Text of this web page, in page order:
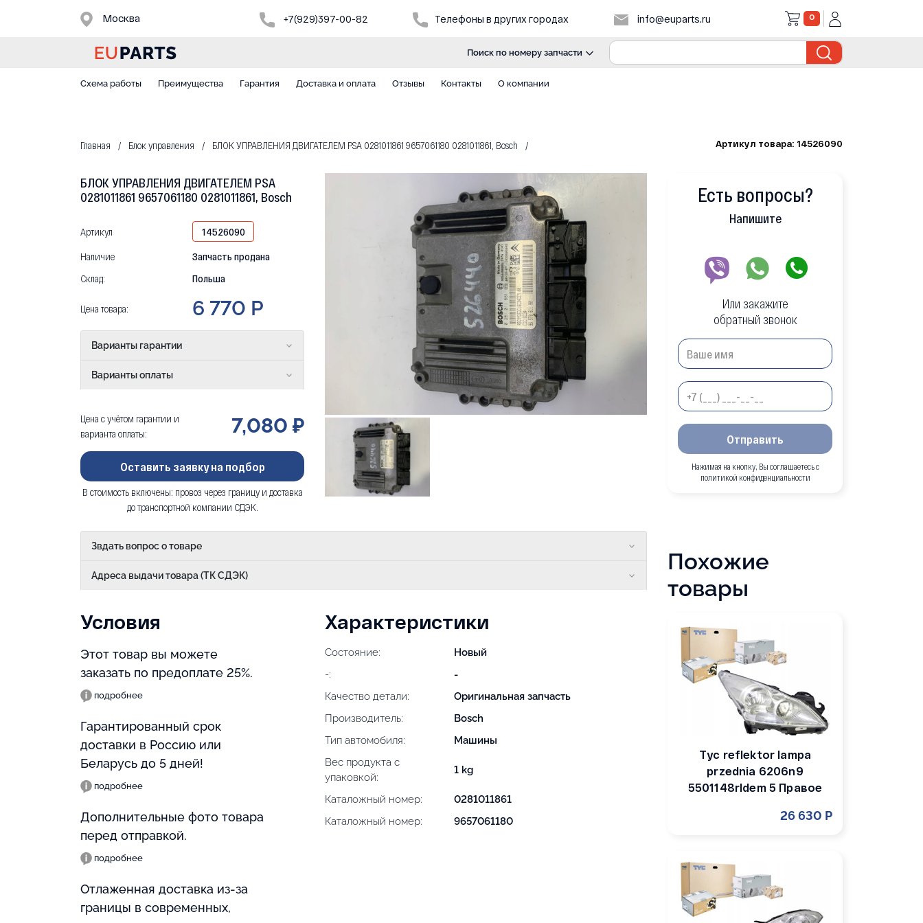
Москва +7(929)397-00-82 Телефоны в других городах info@euparts.ru 0
Поиск по номеру запчасти
Схема работы Преимущества Гарантия Доставка и оплата Отзывы Контакты О компании
Главная Блок управления БЛОК УПРАВЛЕНИЯ ДВИГАТЕЛЕМ PSA 0281011861 9657061180 0281011861, Bosch Артикул товара: 14526090
БЛОК УПРАВЛЕНИЯ ДВИГАТЕЛЕМ PSA
0281011861 9657061180 0281011861, Bosch
Артикул
14526090
Наличие
Запчасть продана
Склад:
Польша
Цена товара: 6 770 Р
Варианты гарантии
Варианты оплаты
Цена с учётом гарантии и
варианта оплаты:
7,080 ₽
Оставить заявку на подбор
В стоимость включены: провоз через границу и доставка
до транспортной компании СДЭК.
Звдать вопрос о товаре
Адреса выдачи товара (ТК СДЭК)
Условия
Этот товар вы можете
заказать по предоплате 25%.
подробнее
Гарантированный срок
доставки в Россию или
Беларусь до 5 дней!
подробнее
Дополнительные фото товара
перед отправкой.
подробнее
Отлаженная доставка из-за
границы в современных,
Характеристики
Состояние:
Новый
-:
-
Качество детали:
Оригинальная запчасть
Производитель:
Bosch
Тип автомобиля:
Машины
Вес продукта с
упаковкой:
1 kg
Каталожный номер:
0281011861
Каталожный номер:
9657061180
Есть вопросы?
Напишите
Или закажите
обратный звонок
Отправить
Нажимая на кнопку, Вы соглашаетесь с
политикой конфиденциальности
Похожие
товары
Tyc reflektor lampa
przednia 6206n9
5501148rldem 5 Правое
26 630 Р